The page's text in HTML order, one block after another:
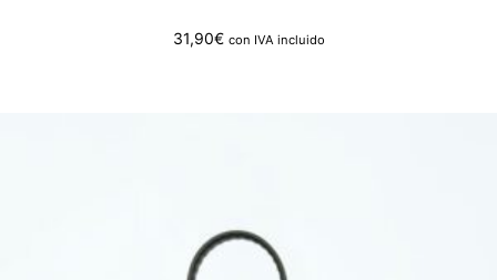
31,90€ con IVA incluido